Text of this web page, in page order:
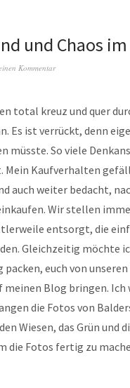
und Chaos
Kommentar
total kreuz und quer
Es ist verrückt, denn
müsste. So viele
Kaufverhalten
auch weiter bedacht,
Wir stellen
entsorgt, die
Gleichzeitig möchte
euch von
meinen Blog bringen.
die Fotos von
Wiesen, das Grün
die Fotos fertig zu